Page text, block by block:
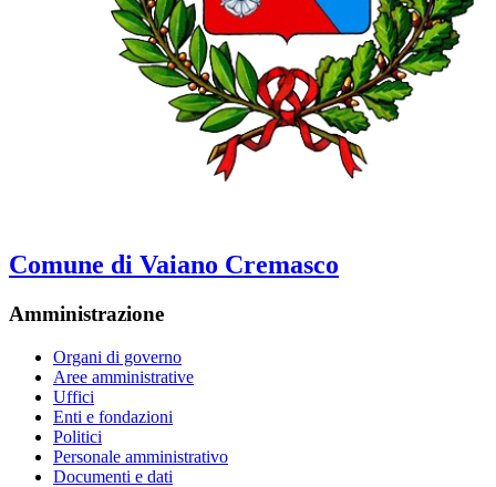
Comune di Vaiano Cremasco
Amministrazione
Organi di governo
Aree amministrative
Uffici
Enti e fondazioni
Politici
Personale amministrativo
Documenti e dati